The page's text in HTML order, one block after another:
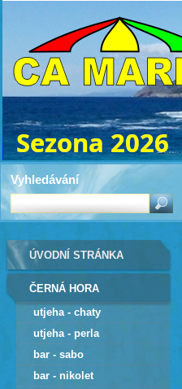
ÚVODNÍ STRÁNKA
ČERNÁ HORA
utjeha - chaty
utjeha - perla
bar - sabo
bar - nikolet
Vyhledávání